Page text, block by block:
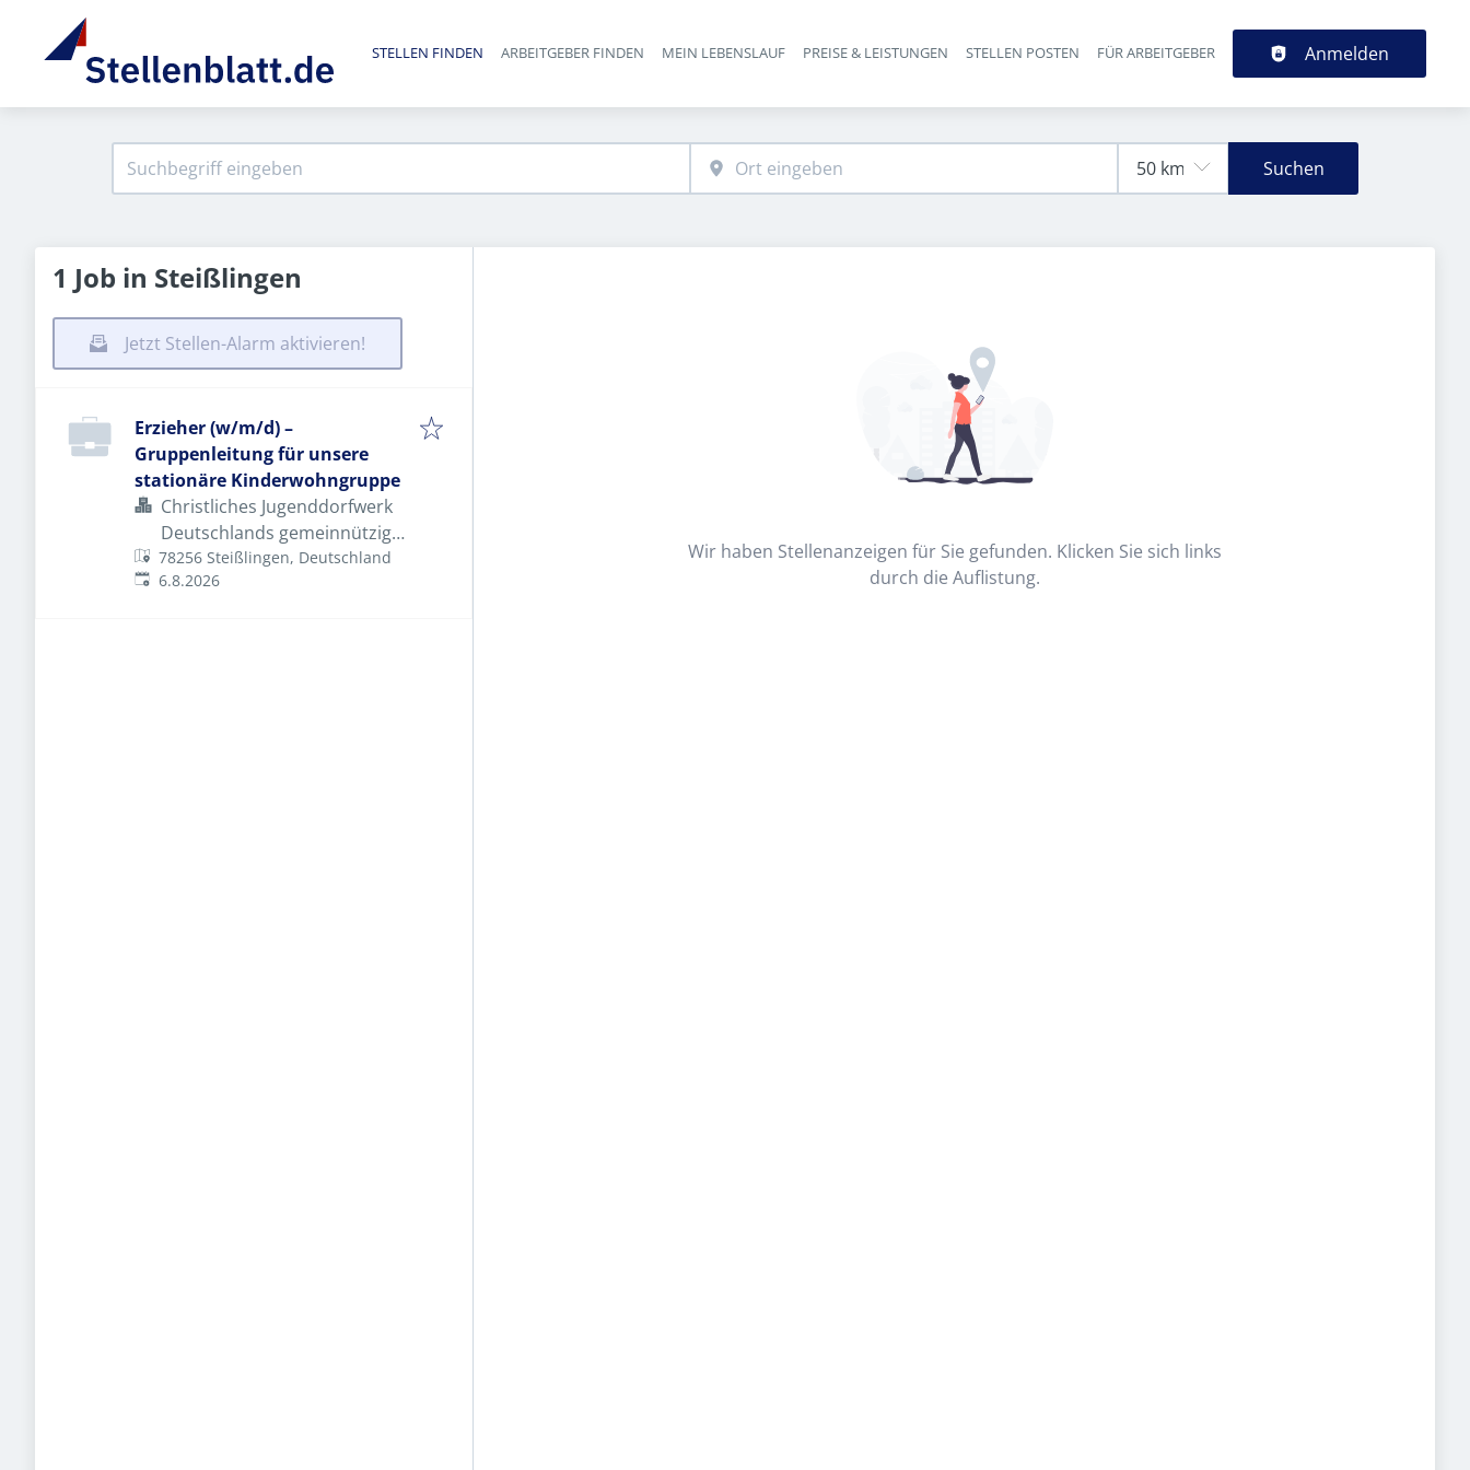
Haupt-Navigation
STELLEN FINDEN ARBEITGEBER FINDEN MEIN LEBENSLAUF PREISE & LEISTUNGEN STELLEN POSTEN FÜR ARBEITGEBER Anmelden
Suchen
1 Job in Steißlingen
Jetzt Stellen-Alarm aktivieren!
Erzieher (w/m/d) –
Gruppenleitung für unsere
stationäre Kinderwohngruppe
Christliches Jugenddorfwerk
Deutschlands gemeinnütziger
e.V. (CJD)
78256 Steißlingen, Deutschland
Veröffentlicht
6.8.2026
Wir haben Stellenanzeigen für Sie gefunden. Klicken Sie sich links
durch die Auflistung.